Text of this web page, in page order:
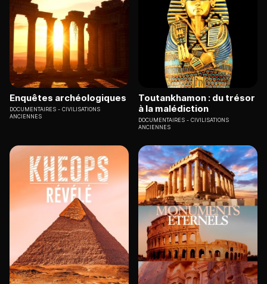
Enquêtes archéologiques
DOCUMENTAIRES
CIVILISATIONS
ANCIENNES
Toutankhamon : du trésor
à la malédiction
DOCUMENTAIRES
CIVILISATIONS
ANCIENNES